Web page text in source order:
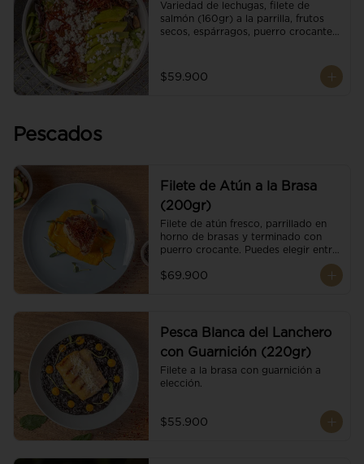
Variedad de lechugas, filete de
salmón (160gr) a la parrilla, frutos
secos, espárragos, puerro crocante,
$59.900
Pescados
Filete de Atún a la Brasa
(200gr)
Filete de atún fresco, parrillado en
horno de brasas y terminado con
puerro crocante. Puedes elegir entre
$69.900
Pesca Blanca del Lanchero
con Guarnición (220gr)
Filete a la brasa con guarnición a
elección.
$55.900